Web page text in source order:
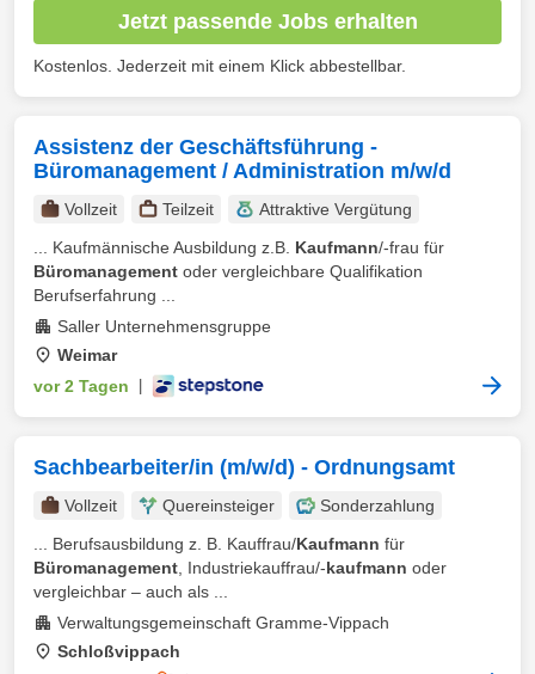
Jetzt passende Jobs erhalten
Kostenlos. Jederzeit mit einem Klick abbestellbar.
Assistenz der Geschäftsführung -
Büromanagement / Administration m/w/d
Vollzeit Teilzeit
Attraktive Vergütung
... Kaufmännische Ausbildung z.B. Kaufmann/-frau für
Büromanagement oder vergleichbare Qualifikation
Berufserfahrung ...
Saller Unternehmensgruppe
Weimar
vor 2 Tagen
Sachbearbeiter/in (m/w/d) - Ordnungsamt
Vollzeit Quereinsteiger
Sonderzahlung
... Berufsausbildung z. B. Kauffrau/Kaufmann für
Büromanagement , Industriekauffrau/-kaufmann oder
vergleichbar – auch als ...
Verwaltungsgemeinschaft Gramme-Vippach
Schloßvippach